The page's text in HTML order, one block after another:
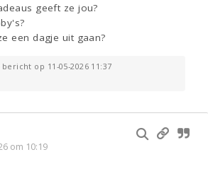
geeft ze jou?
een dagje uit gaan?
op 11-05-2026 11:37
om 10:19